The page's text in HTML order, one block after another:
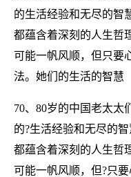
的生活经验和无尽的智
都蕴含着深刻的人生哲
可能一帆风顺，但只要
法。她们的生活的智慧
70、80岁的中国老太太
的?生活经验和无尽的
都蕴含着深刻的人生哲
可能一帆风顺，但?只